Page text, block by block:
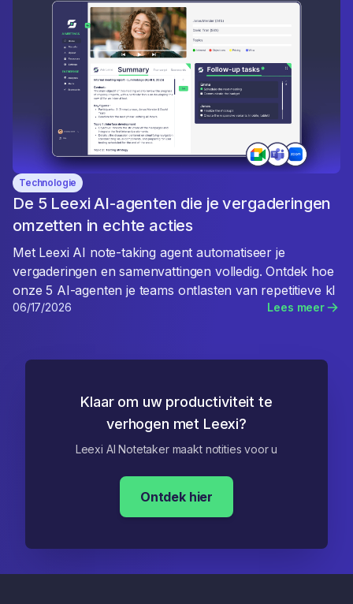
Technologie
De 5 Leexi AI-agenten die je vergaderingen
omzetten in echte acties
Met Leexi AI note-taking agent automatiseer je
vergaderingen en samenvattingen volledig. Ontdek hoe
onze 5 AI-agenten je teams ontlasten van repetitieve kl
06/17/2026 Lees meer
Klaar om uw productiviteit te
verhogen met Leexi?
Leexi AI Notetaker maakt notities voor u
Ontdek hier